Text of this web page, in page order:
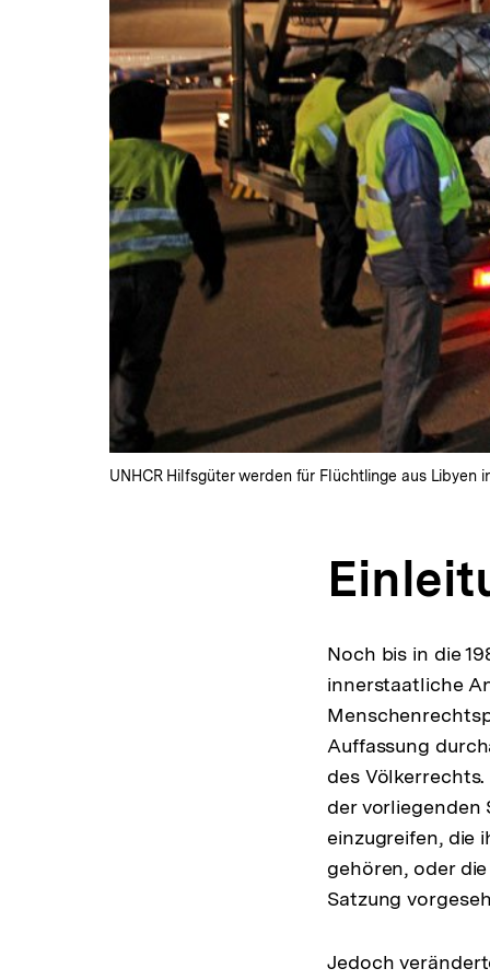
UNHCR Hilfsgüter werden für Flüchtlinge aus
Noch bis in die
innerstaatliche
Auffassung
des
der vorliegenden
einzugreifen, die
gehören, oder
Satzung
Jedoch